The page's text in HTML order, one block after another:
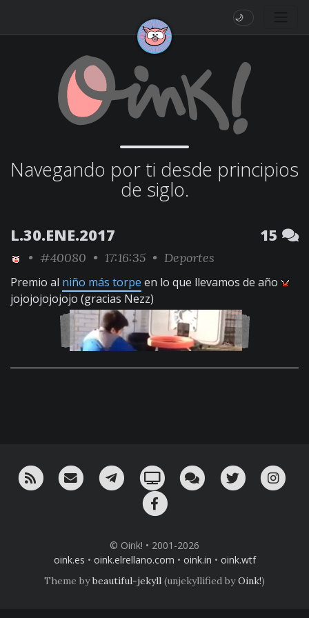
🌙
Navegando por ti desde principios
de siglo.
L.30.ENE.2017 15
• #40080 • 17:16:35 • Deportes
Premio al niño más torpe en lo que llevamos de año
jojojojojojojo (gracias Nezz)
RSS ¡Mándame un email!¡Nuestro canal en Telegram!
Oink! TV Charla con nosotros
Twitter
© Oink! • 2001-2026
oink.es • oink.elrellano.com • oink.in • oink.wtf
Theme bybeautiful-jekyll (unjekyllified byOink!)